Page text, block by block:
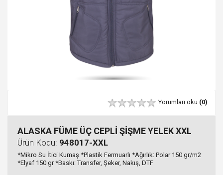
Yorumları oku (0)
ALASKA FÜME ÜÇ CEPLİ ŞİŞME YELEK XXL
Ürün Kodu: 948017-XXL
*Mikro Su İtici Kumaş *Plastik Fermuarlı *Ağırlık: Polar 150 gr/m2
*Elyaf 150 gr *Baskı: Transfer, Şeker, Nakış, DTF